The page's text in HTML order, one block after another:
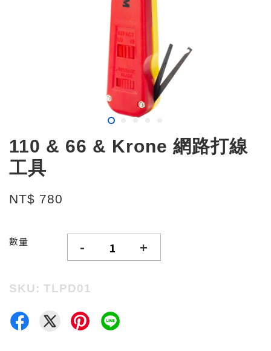
110 & 66 & Krone 網路打線
工具
NT$ 780
數量 - +
SKU: TLPD01